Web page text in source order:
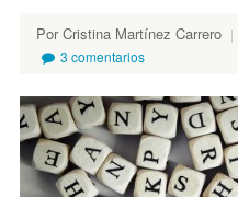
Por Cristina Martínez Carrero
3 comentarios